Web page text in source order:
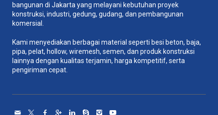
bangunan di Jakarta yang melayani kebutuhan proyek
konstruksi, industri, gedung, gudang, dan pembangunan
komersial.
Kami menyediakan berbagai material seperti besi beton, baja,
pipa, pelat, hollow, wiremesh, semen, dan produk konstruksi
lainnya dengan kualitas terjamin, harga kompetitif, serta
pengiriman cepat.